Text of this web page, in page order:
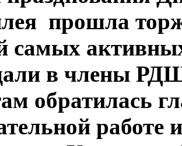
прошла
самых
в члены
обратилась
работе